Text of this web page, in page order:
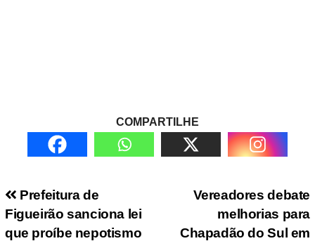
COMPARTILHE
Navegação de PostVereadores debate
melhorias para
Chapadão do Sul em
Prefeitura de
Figueirão sanciona lei
que proíbe nepotismo